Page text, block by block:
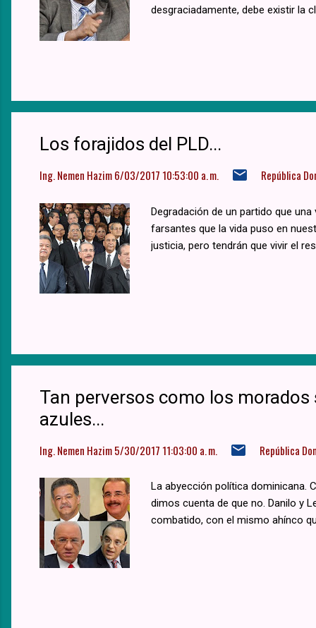
desgraciadamente, debe existir la
Los forajidos del PLD...
Ing. Nemen Hazim6/03/2017 10:53:00 a. m. República
Degradación de un partido que
farsantes que la vida puso en
justicia, pero tendrán que vivir el
Tan perversos como los
azules...
Ing. Nemen Hazim5/30/2017 11:03:00 a. m. República
La abyección política dominicana.
dimos cuenta de que no. Danilo y
combatido, con el mismo ahínco